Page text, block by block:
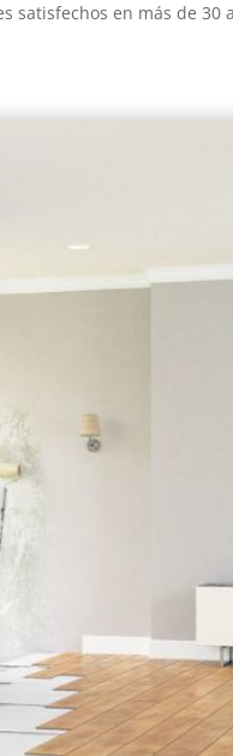
satisfechos en más de